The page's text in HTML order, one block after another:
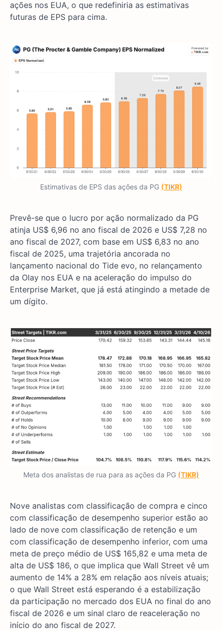
ações nos EUA, o que redefiniria as estimativas
futuras de EPS para cima.
Estimativas de EPS das ações da PG (TIKR)
Prevê-se que o lucro por ação normalizado da PG
atinja US$ 6,96 no ano fiscal de 2026 e US$ 7,28 no
ano fiscal de 2027, com base em US$ 6,83 no ano
fiscal de 2025, uma trajetória ancorada no
lançamento nacional do Tide evo, no relançamento
da Olay nos EUA e na aceleração do impulso do
Enterprise Market, que já está atingindo a metade de
um dígito.
Meta dos analistas de rua para as ações da PG (TIKR)
Nove analistas com classificação de compra e cinco
com classificação de desempenho superior estão ao
lado de nove com classificação de retenção e um
com classificação de desempenho inferior, com uma
meta de preço médio de US$ 165,82 e uma meta de
alta de US$ 186, o que implica que Wall Street vê um
aumento de 14% a 28% em relação aos níveis atuais;
o que Wall Street está esperando é a estabilização
da participação no mercado dos EUA no final do ano
fiscal de 2026 e um sinal claro de reaceleração no
início do ano fiscal de 2027.